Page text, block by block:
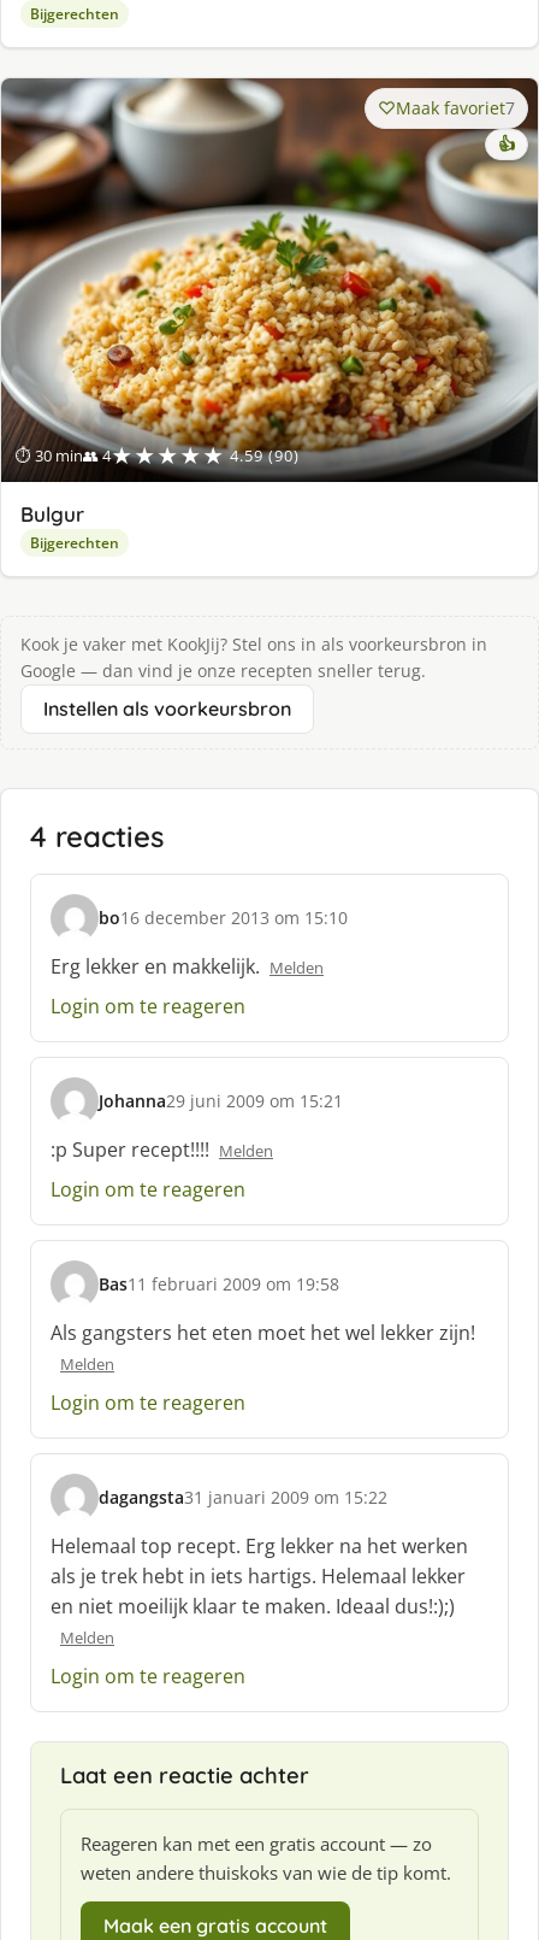
Bijgerechten
⏱ 30 min👥 4★★★★★ 4.59 (90)
Maak favoriet7
👍
Bulgur
Bijgerechten
Kook je vaker met KookJij? Stel ons in als voorkeursbron in
Google — dan vind je onze recepten sneller terug.
Instellen als voorkeursbron
4 reacties
bo
s
c
h
r
e
f
:
16 december 2013 om 15:10
Erg lekker en makkelijk. Melden
Login om te reageren
Johanna
s
h
r
e
f
:
29 juni 2009 om 15:21
:p Super recept!!!! Melden
Login om te reageren
Bas
s
c
h
e
f
11 februari 2009 om 19:58
Als gangsters het eten moet het wel lekker zijn!
Melden
Login om te reageren
dagangsta
s
c
h
r
e
:
31 januari 2009 om 15:22
Helemaal top recept. Erg lekker na het werken
als je trek hebt in iets hartigs. Helemaal lekker
en niet moeilijk klaar te maken. Ideaal dus!:);)
Melden
Login om te reageren
Laat een reactie achter
Reageren kan met een gratis account — zo
weten andere thuiskoks van wie de tip komt.
Maak een gratis account